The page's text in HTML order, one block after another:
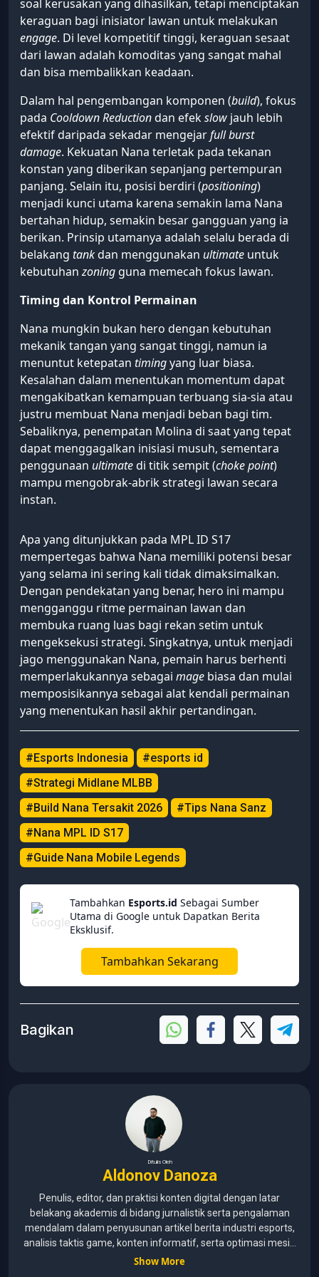
soal kerusakan yang dihasilkan, tetapi menciptakan
keraguan bagi inisiator lawan untuk melakukan
engage. Di level kompetitif tinggi, keraguan sesaat
dari lawan adalah komoditas yang sangat mahal
dan bisa membalikkan keadaan.
Dalam hal pengembangan komponen (build), fokus
pada Cooldown Reductiondan efekslow jauh lebih
efektif daripada sekadar mengejarfull burst
damage. Kekuatan Nana terletak pada tekanan
konstan yang diberikan sepanjang pertempuran
panjang. Selain itu, posisi berdiri (positioning)
menjadi kunci utama karena semakin lama Nana
bertahan hidup, semakin besar gangguan yang ia
berikan. Prinsip utamanya adalah selalu berada di
belakang tankdan menggunakan ultimate untuk
kebutuhanzoning guna memecah fokus lawan.
Timing dan Kontrol Permainan
Nana mungkin bukan hero dengan kebutuhan
mekanik tangan yang sangat tinggi, namun ia
menuntut ketepatan timingyang luar biasa.
Kesalahan dalam menentukan momentum dapat
mengakibatkan kemampuan terbuang sia-sia atau
justru membuat Nana menjadi beban bagi tim.
Sebaliknya, penempatan Molina di saat yang tepat
dapat menggagalkan inisiasi musuh, sementara
penggunaan ultimatedi titik sempit (choke point)
mampu mengobrak-abrik strategi lawan secara
instan.
Apa yang ditunjukkan pada MPL ID S17
mempertegas bahwa Nana memiliki potensi besar
yang selama ini sering kali tidak dimaksimalkan.
Dengan pendekatan yang benar, hero ini mampu
mengganggu ritme permainan lawan dan
membuka ruang luas bagi rekan setim untuk
mengeksekusi strategi. Singkatnya, untuk menjadi
jago menggunakan Nana, pemain harus berhenti
memperlakukannya sebagai mage biasa dan mulai
memposisikannya sebagai alat kendali permainan
yang menentukan hasil akhir pertandingan.
#Esports Indonesia
#esports id
#Strategi Midlane MLBB
#Build Nana Tersakit 2026
#Tips Nana Sanz
#Nana MPL ID S17
#Guide Nana Mobile Legends
Tambahkan Esports.id Sebagai Sumber
Utama di Google untuk Dapatkan Berita
Eksklusif.
Tambahkan Sekarang
Bagikan
Ditulis Oleh
Aldonov Danoza
Penulis, editor, dan praktisi konten digital dengan latar
belakang akademis di bidang jurnalistik serta pengalaman
mendalam dalam penyusunan artikel berita industri esports,
analisis taktis game, konten informatif, serta optimasi mesin
pencari (SEO) untuk audiens media digital. Lulusan Universitas
Show More